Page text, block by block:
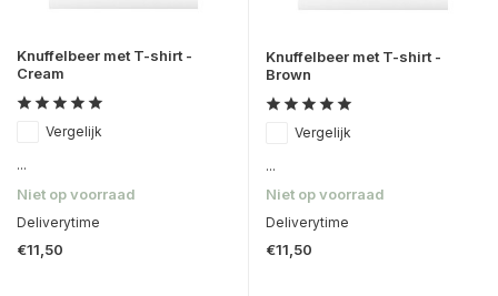
Knuffelbeer met T-shirt -
Cream
Vergelijk
...
Niet op voorraad
Deliverytime
€11,50
Knuffelbeer met T-shirt -
Brown
Vergelijk
...
Niet op voorraad
Deliverytime
€11,50